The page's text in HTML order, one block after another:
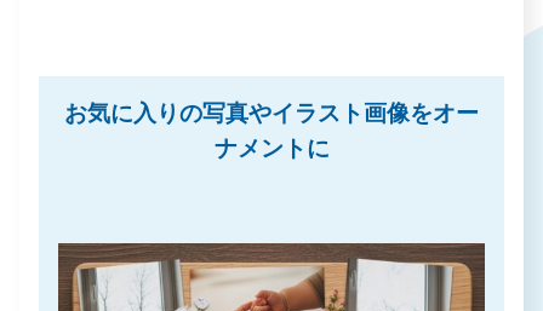
お気に入りの写真やイラスト画像をオー
ナメントに